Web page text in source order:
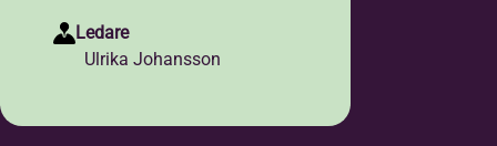
Ledare
Ulrika Johansson